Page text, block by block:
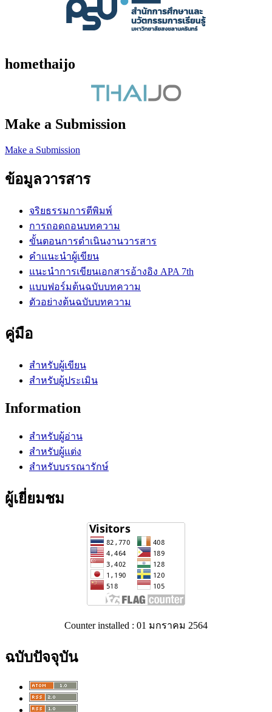
homethaijo
Make a Submission
Make a Submission
ข้อมูลวารสาร
จริยธรรมการตีพิมพ์
การถอดถอนบทความ
ขั้นตอนการดำเนินงานวารสาร
คำแนะนำผู้เขียน
แนะนำการเขียนเอกสารอ้างอิง APA 7th
แบบฟอร์มต้นฉบับบทความ
ตัวอย่างต้นฉบับบทความ
คู่มือ
สำหรับผู้เขียน
สำหรับผู้ประเมิน
Information
สำหรับผู้อ่าน
สำหรับผู้แต่ง
สำหรับบรรณารักษ์
ผู้เยี่ยมชม
Counter installed : 01 มกราคม 2564
ฉบับปัจจุบัน